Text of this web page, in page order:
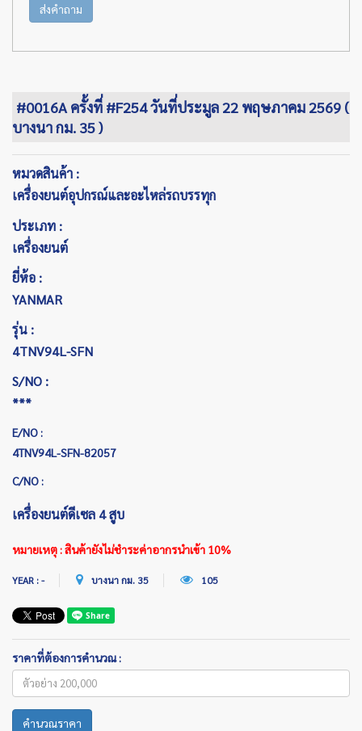
ส่งคำถาม
#0016A ครั้งที่ #F254 วันที่ประมูล 22 พฤษภาคม 2569 (
บางนา กม. 35 )
หมวดสินค้า :
เครื่องยนต์อุปกรณ์และอะไหล่รถบรรทุก
ประเภท :
เครื่องยนต์
ยี่ห้อ :
YANMAR
รุ่น :
4TNV94L-SFN
S/NO :
***
E/NO :
4TNV94L-SFN-82057
C/NO :
เครื่องยนต์ดีเซล 4 สูบ
หมายเหตุ : สินค้ายังไม่ชำระค่าอากรนำเข้า 10%
YEAR : - บางนา กม. 35 105
ราคาที่ต้องการคำนวณ :
คำนวณราคา